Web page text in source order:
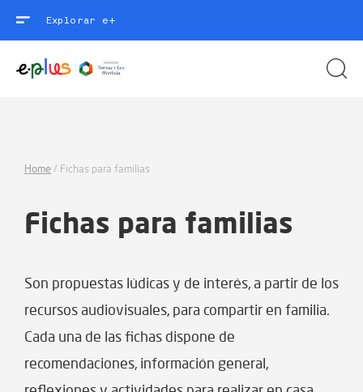
Explorar e+
Home / Fichas para familias
Fichas para familias
Son propuestas lúdicas y de interés, a partir de los
recursos audiovisuales, para compartir en familia.
Cada una de las fichas dispone de
recomendaciones, información general,